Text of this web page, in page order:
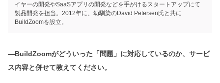
イヤーの開発やSaaSアプリの開発などを手がけるスタートアップにて
製品開発を担当。2012年に、幼馴染のDavid Petersen氏と共に
BuildZoomを設立。
―BuildZoomがどういった「問題」に対応しているのか、サービ
ス内容と併せて教えてください。